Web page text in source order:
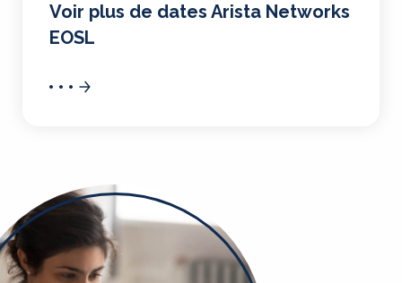
Voir plus de dates Arista Networks
EOSL